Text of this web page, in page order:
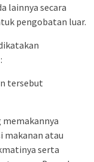
lainnya secara
pengobatan luar.
tersebut
memakannya
makanan atau
serta